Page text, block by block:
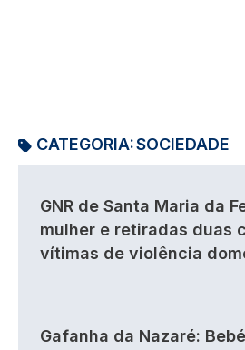
CATEGORIA:SOCIEDADE
GNR de Santa Maria da
mulher e retiradas duas
vítimas de violência
Gafanha da Nazaré: